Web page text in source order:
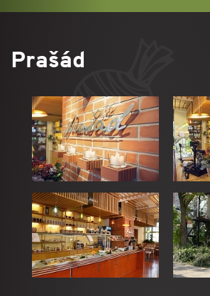
Prašád